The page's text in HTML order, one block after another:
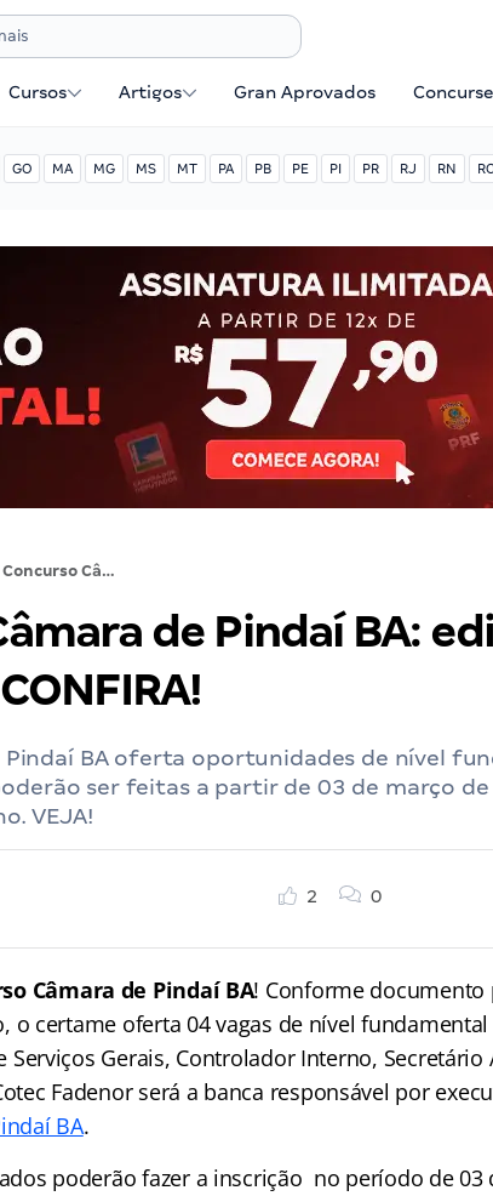
Cursos Artigos Gran Aprovados
GO MA MG MS MT PA PB PE PI PR RJ RN
Concurso Câmara de Pindaí BA: edital publicado; CONFIRA!
de Pindaí BA:
Pindaí BA oferta oportunidades de nível
ser feitas a partir de 03 de março
VEJA!
2 0
Câmara de Pindaí BA! Conforme documento
o certame oferta 04 vagas de nível
Serviços Gerais, Controlador Interno,
Fadenor será a banca responsável por
BA.
poderão fazer a inscrição no período de 03